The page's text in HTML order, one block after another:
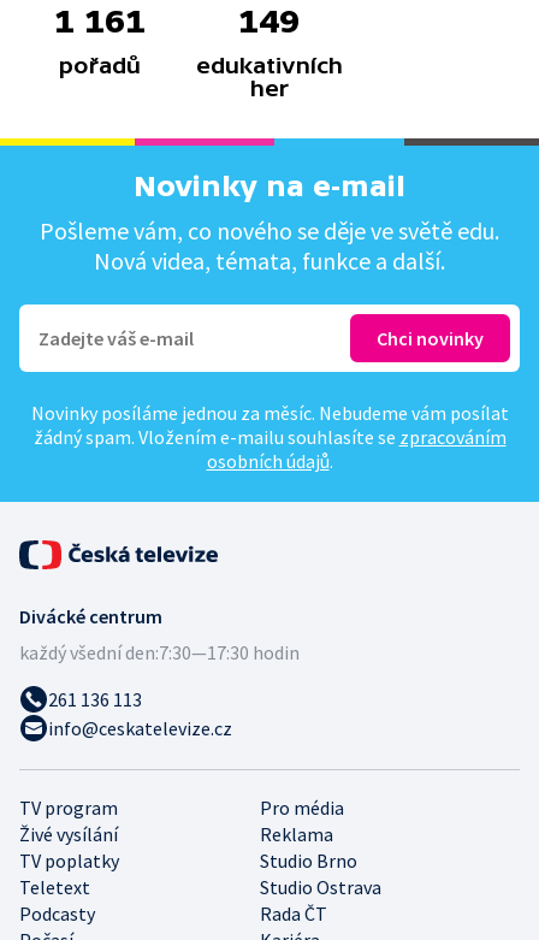
1 161
pořadů
149
edukativních
her
Novinky na e-mail
Pošleme vám, co nového se děje ve světě edu.
Nová videa, témata, funkce a další.
Novinky posíláme jednou za měsíc. Nebudeme vám posílat
žádný spam. Vložením e-mailu souhlasíte se zpracováním
osobních údajů.